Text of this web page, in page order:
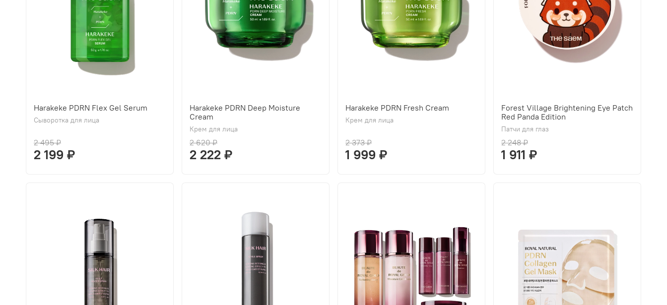
Harakeke PDRN Flex Gel Serum
Сыворотка для лица
2 495 ₽
2 199 ₽
Harakeke PDRN Deep Moisture
Cream
Крем для лица
2 620 ₽
2 222 ₽
Harakeke PDRN Fresh Cream
Крем для лица
2 373 ₽
1 999 ₽
Forest Village Brightening Eye Patch
Red Panda Edition
Патчи для глаз
2 248 ₽
1 911 ₽